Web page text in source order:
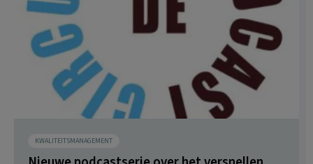
KWALITEITSMANAGEMENT